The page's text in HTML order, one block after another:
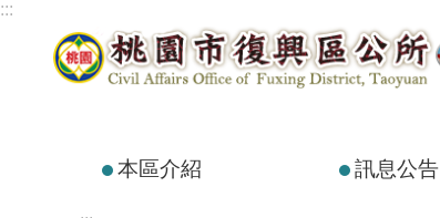
跳到主要內容區塊
:::
本區介紹 訊息公告